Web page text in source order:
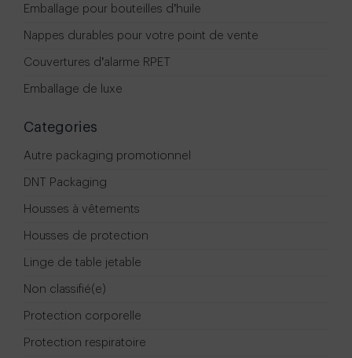
Emballage pour bouteilles d’huile
Nappes durables pour votre point de vente
Couvertures d’alarme RPET
Emballage de luxe
Categories
Autre packaging promotionnel
DNT Packaging
Housses à vêtements
Housses de protection
Linge de table jetable
Non classifié(e)
Protection corporelle
Protection respiratoire